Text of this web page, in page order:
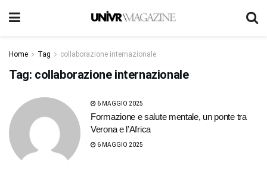
Home Tag collaborazione internazionale
Tag: collaborazione internazionale
6 MAGGIO 2025
Formazione e salute mentale, un ponte tra
Verona e l’Africa
6 MAGGIO 2025